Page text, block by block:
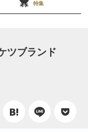
特集
ツブランド